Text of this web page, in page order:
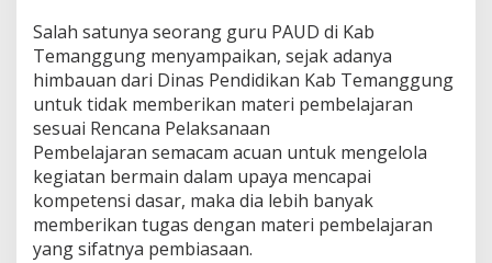
Salah satunya seorang guru PAUD di Kab
Temanggung menyampaikan, sejak adanya
himbauan dari Dinas Pendidikan Kab Temanggung
untuk tidak memberikan materi pembelajaran
sesuai Rencana Pelaksanaan
Pembelajaran semacam acuan untuk mengelola
kegiatan bermain dalam upaya mencapai
kompetensi dasar, maka dia lebih banyak
memberikan tugas dengan materi pembelajaran
yang sifatnya pembiasaan.